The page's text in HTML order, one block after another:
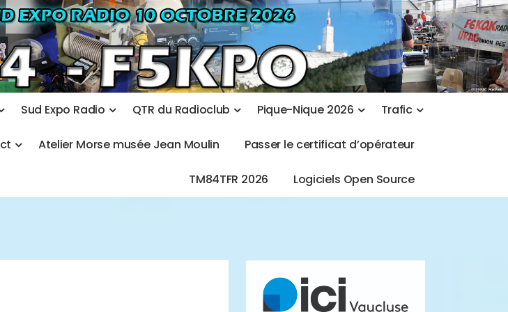
Sud Expo Radio QTR du Radioclub Pique-Nique 2026 Trafic
ct Atelier Morse musée Jean Moulin Passer le certificat d’opérateur
TM84TFR 2026 Logiciels Open Source